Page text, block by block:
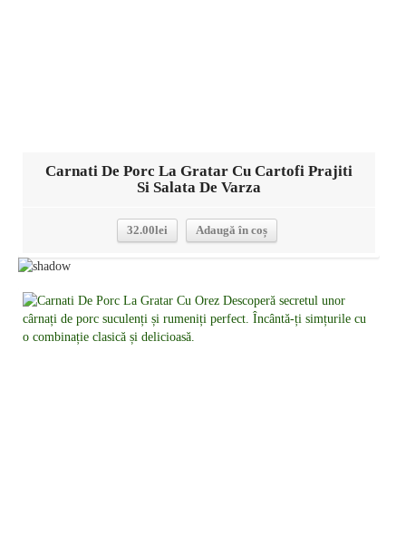
Carnati De Porc La Gratar Cu Cartofi Prajiti
Si Salata De Varza
32.00lei Adaugă în coș
Detalii